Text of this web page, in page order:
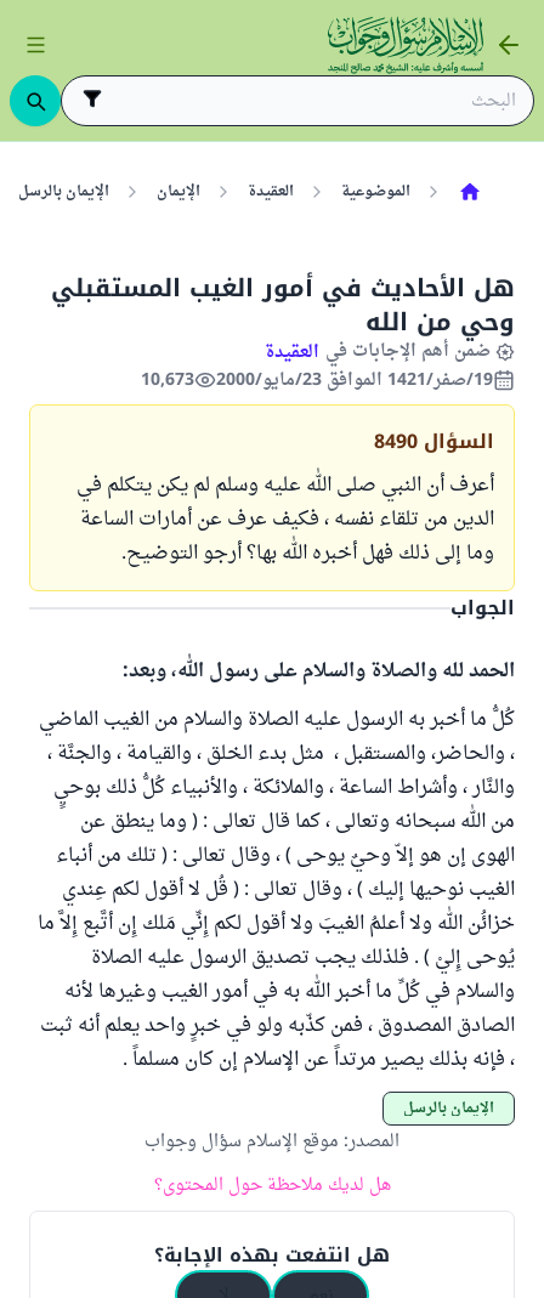
الموضوعية العقيدة الإيمان الإيمان بالرسل
هل الأحاديث في أمور الغيب المستقبلي
وحي من الله
ضمن أهم الإجابات في العقيدة
19/صفر/1421 الموافق 23/مايو/2000
10,673
السؤال 8490
أعرف أن النبي صلى الله عليه وسلم لم يكن يتكلم في
الدين من تلقاء نفسه ، فكيف عرف عن أمارات الساعة
وما إلى ذلك فهل أخبره الله بها؟ أرجو التوضيح.
الجواب
الحمد لله والصلاة والسلام على رسول الله، وبعد:
كُلُّ ما أخبر به الرسول عليه الصلاة والسلام من الغيب الماضي
، والحاضر، والمستقبل ، مثل بدء الخلق ، والقيامة ، والجنَّة ،
والنَّار ، وأشراط الساعة ، والملائكة ، والأنبياء كُلُّ ذلك بوحيٍ
من الله سبحانه وتعالى ، كما قال تعالى : ( وما ينطق عن
الهوى إن هو إلاّ وحيٌ يوحى ) ، وقال تعالى : ( تلك من أنباء
الغيب نوحيها إليك ) ، وقال تعالى : ( قُل لا أقول لكم عِندي
خزائُن الله ولا أعلمُ الغيبَ ولا أقول لكم إِنِّي مَلك إِن أتَّبع إِلاَّ ما
يُوحى إِليْ ) . فلذلك يجب تصديق الرسول عليه الصلاة
والسلام في كُلِّ ما أخبر الله به في أمور الغيب وغيرها لأنه
الصادق المصدوق ، فمن كذّبه ولو في خبرٍ واحد يعلم أنه ثبت
، فإنه بذلك يصير مرتداً عن الإسلام إن كان مسلماً .
الإيمان بالرسل
المصدر: موقع الإسلام سؤال وجواب
هل لديك ملاحظة حول المحتوى؟
هل انتفعت بهذه الإجابة؟